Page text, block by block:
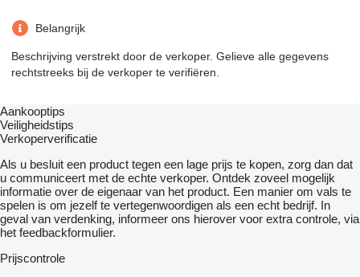
Belangrijk
Beschrijving verstrekt door de verkoper. Gelieve alle gegevens
rechtstreeks bij de verkoper te verifiëren.
Aankooptips
Veiligheidstips
Verkoperverificatie
Als u besluit een product tegen een lage prijs te kopen, zorg dan dat
u communiceert met de echte verkoper. Ontdek zoveel mogelijk
informatie over de eigenaar van het product. Een manier om vals te
spelen is om jezelf te vertegenwoordigen als een echt bedrijf. In
geval van verdenking, informeer ons hierover voor extra controle, via
het feedbackformulier.
Prijscontrole